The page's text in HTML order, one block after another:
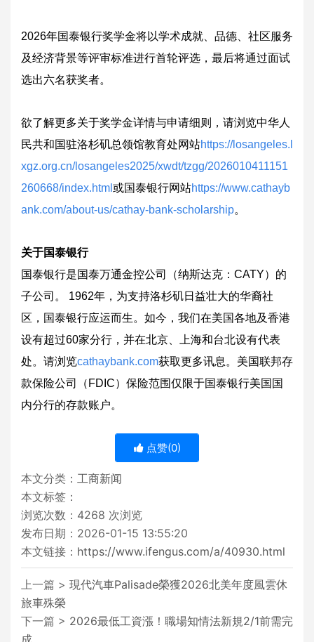
2026年国泰银行奖学金将以学术成就、品德、社区服务
及经济背景等评审标准进行首轮评选，最后将通过面试
选出六名获奖者。
欲了解更多关于奖学金详情与申请细则，请浏览中华人
民共和国驻洛杉矶总领馆教育处网站https://losangeles.l
xgz.org.cn/losangeles2025/xwdt/tzgg/2026010411151
260668/index.html 或国泰银行网站https://www.cathayb
ank.com/about-us/cathay-bank-scholarship。
关于国泰银行
国泰银行是国泰万通金控公司（纳斯达克：CATY）的
子公司。 1962年，为支持洛杉矶日益壮大的华裔社
区，国泰银行应运而生。如今，我们在美国各地及香港
设有超过60家分行，并在北京、上海和台北设有代表
处。请浏览cathaybank.com获取更多讯息。美国联邦存
款保险公司（FDIC）保险范围仅限于国泰银行美国国
内分行的存款账户。
点赞(0)
本文分类： 工商新闻
本文标签：
浏览次数： 4268 次浏览
发布日期：2026-01-15 13:55:20
本文链接： https://www.ifengus.com/a/40930.html
上一篇 > 現代汽車Palisade榮獲2026北美年度風雲休
旅車殊榮
下一篇 > 2026最低工資漲！職場知情法新規2/1前需完
成